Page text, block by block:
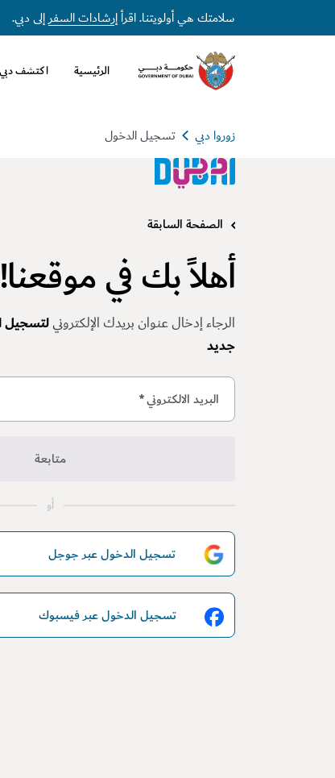
سلامتك هي أولويتنا. اقرأإرشادات السفرإلى دبي.
الرئيسية اكتشف دبي
زوروا دبي تسجيل الدخول
الصفحة السابقة
أهلاً بك في موقعنا!
الرجاء إدخال عنوان بريدك الإلكترونيلتسجيل
جديد
البريد الالكتروني*
متابعة
أو
تسجيل الدخول عبر جوجل
تسجيل الدخول عبر فيسبوك